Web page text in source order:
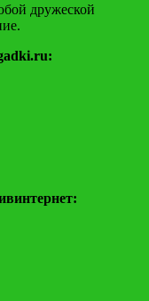
дружеской